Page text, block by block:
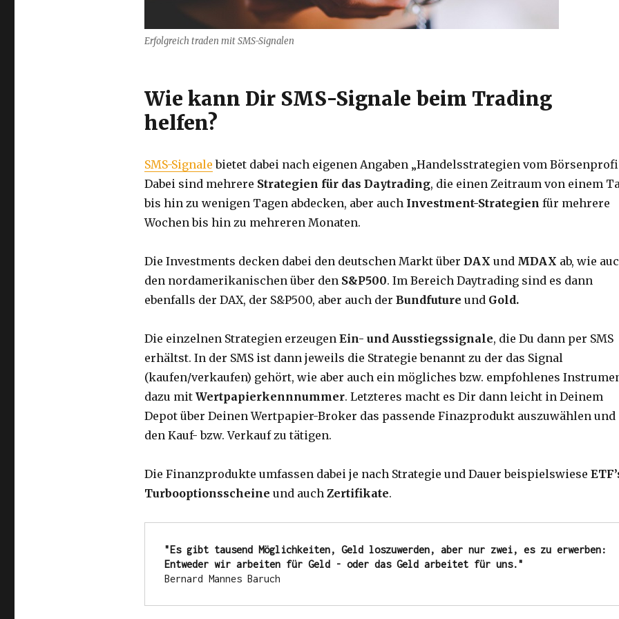
Erfolgreich traden mit SMS-Signalen
Wie kann Dir SMS-Signale beim Trading
helfen?
SMS-Signale bietet dabei nach eigenen Angaben „Handelsstrategien vom
Dabei sind mehrere Strategien für das Daytrading, die einen Zeitraum von einem
bis hin zu wenigen Tagen abdecken, aber auch Investment-Strategien für mehrere
Wochen bis hin zu mehreren Monaten.
Die Investments decken dabei den deutschen Markt überDAX und MDAX ab, wie
den nordamerikanischen über den S&P500. Im Bereich Daytrading sind es dann
ebenfalls der DAX, der S&P500, aber auch derBundfuture und Gold.
Die einzelnen Strategien erzeugenEin- und Ausstiegssignale, die Du dann per SMS
erhältst. In der SMS ist dann jeweils die Strategie benannt zu der das Signal
(kaufen/verkaufen) gehört, wie aber auch ein mögliches bzw. empfohlenes
dazu mitWertpapierkennnummer. Letzteres macht es Dir dann leicht in Deinem
Depot über Deinen Wertpapier-Broker das passende Finazprodukt auszuwählen und
den Kauf- bzw. Verkauf zu tätigen.
Die Finanzprodukte umfassen dabei je nach Strategie und Dauer beispielswiese
Turbooptionsscheine und auchZertifikate.
"Es gibt tausend Möglichkeiten, Geld loszuwerden, aber nur zwei, es zu erwerben:
Entweder wir arbeiten für Geld - oder das Geld arbeitet für uns."
Bernard Mannes Baruch